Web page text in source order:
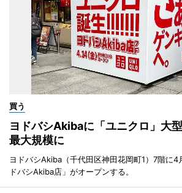
買う
ヨドバシAkibaに「ユニクロ」大
最大規模に
ヨドバシAkiba（千代田区神田花岡町1）7階に4
ドバシAkiba店」がオープンする。